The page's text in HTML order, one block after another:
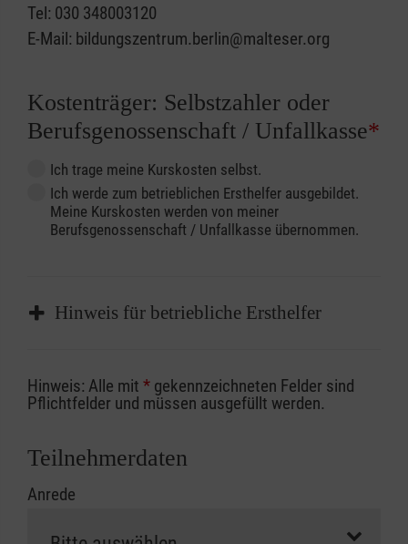
Tel: 030 348003120
E-Mail: bildungszentrum.berlin@malteser.org
Kostenträger: Selbstzahler oder
Berufsgenossenschaft / Unfallkasse*
Ich trage meine Kurskosten selbst.
Ich werde zum betrieblichen Ersthelfer ausgebildet.
Meine Kurskosten werden von meiner
Berufsgenossenschaft / Unfallkasse übernommen.
Hinweis für betriebliche Ersthelfer
Sofern Sie ein Kostenübernahmeverfahren
Ihrer Berufsgenossenschaft / Unfallkasse
Abrechnungsunterlagen spätestens zu
erfolgt eine Abrechnung der vollen Kursgebühr
Hinweis: Alle mit * gekennzeichneten Felder sind
Pflichtfelder und müssen ausgefüllt werden.
Teilnehmerdaten
Anrede